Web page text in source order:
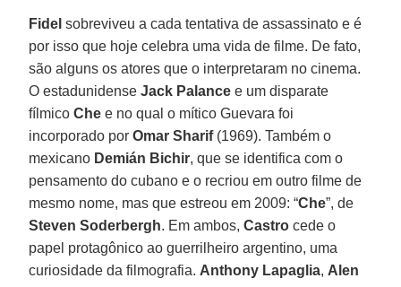
Fidel sobreviveu a cada tentativa de assassinato e é
por isso que hoje celebra uma vida de filme. De fato,
são alguns os atores que o interpretaram no cinema.
O estadunidenseJack Palance e um disparate
fílmicoChe e no qual o mítico Guevara foi
incorporado porOmar Sharif(1969). Também o
mexicano Demián Bichir, que se identifica com o
pensamento do cubano e o recriou em outro filme de
mesmo nome, mas que estreou em 2009: “Che”, de
Steven Soderbergh. Em ambos,Castro cede o
papel protagônico ao guerrilheiro argentino, uma
curiosidade da filmografia. Anthony Lapaglia, Alen